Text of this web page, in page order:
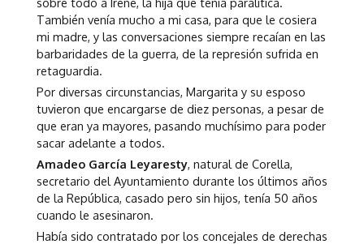
También venía mucho a mi casa, para que le cosiera
mi madre, y las conversaciones siempre recaían en las
barbaridades de la guerra, de la represión sufrida en
retaguardia.
Por diversas circunstancias, Margarita y su esposo
tuvieron que encargarse de diez personas, a pesar de
que eran ya mayores, pasando muchísimo para poder
sacar adelante a todos.
Amadeo García Leyaresty, natural de Corella,
secretario del Ayuntamiento durante los últimos años
de la República, casado pero sin hijos, tenía 50 años
cuando le asesinaron.
Había sido contratado por los concejales de derechas